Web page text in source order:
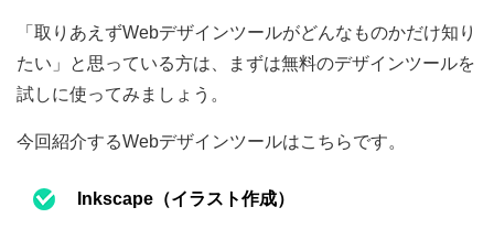
「取りあえずWebデザインツールがどんなものかだけ知り
たい」と思っている方は、まずは無料のデザインツールを
試しに使ってみましょう。
今回紹介するWebデザインツールはこちらです。
Inkscape（イラスト作成）